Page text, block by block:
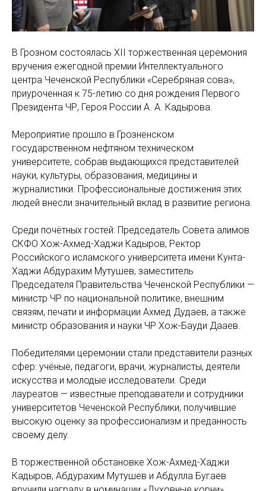
В Грозном состоялась XII торжественная церемония
вручения ежегодной премии Интеллектуального
центра Чеченской Республики «Серебряная сова»,
приуроченная к 75-летию со дня рождения Первого
Президента ЧР, Героя России А. А. Кадырова.
Мероприятие прошло в Грозненском
государственном нефтяном техническом
университете, собрав выдающихся представителей
науки, культуры, образования, медицины и
журналистики. Профессиональные достижения этих
людей внесли значительный вклад в развитие региона.
Среди почётных гостей: Председатель Совета алимов
СКФО Хож-Ахмед-Хаджи Кадыров, Ректор
Российского исламского университета имени Кунта-
Хаджи Абдурахим Мутушев, заместитель
Председателя Правительства Чеченской Республики —
министр ЧР по национальной политике, внешним
связям, печати и информации Ахмед Дудаев, а также
министр образования и науки ЧР Хож-Бауди Дааев.
Победителями церемонии стали представители разных
сфер: учёные, педагоги, врачи, журналисты, деятели
искусства и молодые исследователи. Среди
лауреатов — известные преподаватели и сотрудники
университетов Чеченской Республики, получившие
высокую оценку за профессионализм и преданность
своему делу.
В торжественной обстановке Хож-Ахмед-Хаджи
Кадыров, Абдурахим Мутушев и Абдулла Бугаев